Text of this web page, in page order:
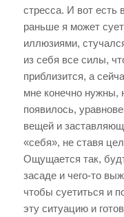
стресса. И вот
раньше я может
иллюзиями,
из себя все силы,
приблизится, а
мне конечно нужны,
появилось,
вещей и
«себя», не ставя
Ощущается так,
засаде и чего-то
чтобы суетиться и
эту ситуацию и